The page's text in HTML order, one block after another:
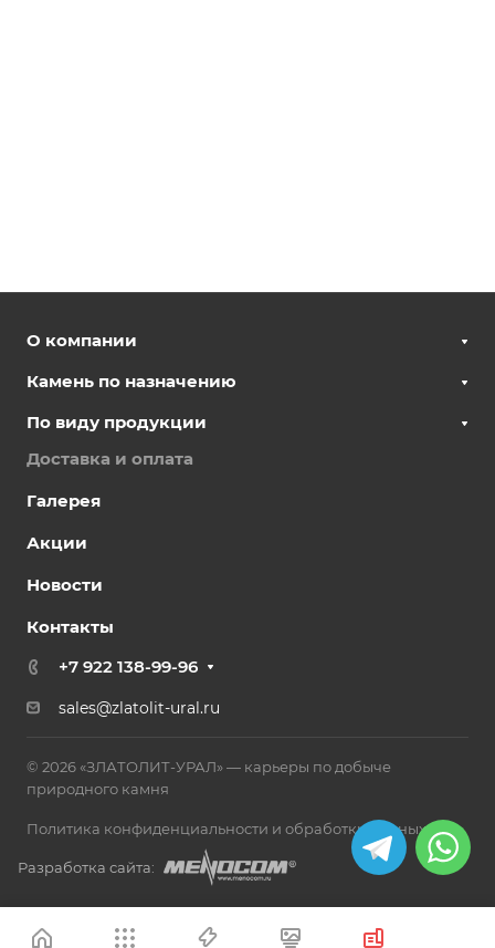
О компании
Камень по назначению
По виду продукции
Доставка и оплата
Галерея
Акции
Новости
Контакты
+7 922 138-99-96
sales@zlatolit-ural.ru
© 2026 «ЗЛАТОЛИТ-УРАЛ» — карьеры по добыче
природного камня
Политика конфиденциальности и обработки данных
Разработка сайта: